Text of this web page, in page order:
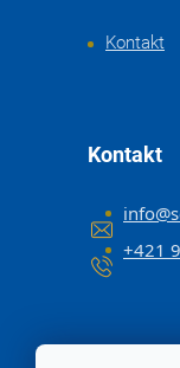
Kontakt
Kontakt
info@
+421